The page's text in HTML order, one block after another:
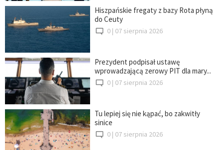
Hiszpańskie fregaty z bazy Rota płyną
do Ceuty
0 | 07 sierpnia 2026
Prezydent podpisał ustawę
wprowadzającą zerowy PIT dla mary...
0 | 07 sierpnia 2026
Tu lepiej się nie kąpać, bo zakwitły
sinice
0 | 07 sierpnia 2026